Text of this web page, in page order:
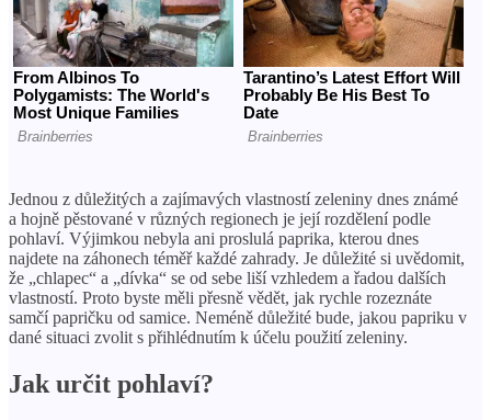
Jednou z důležitých a zajímavých vlastností zeleniny dnes známé
a hojně pěstované v různých regionech je její rozdělení podle
pohlaví. Výjimkou nebyla ani proslulá paprika, kterou dnes
najdete na záhonech téměř každé zahrady. Je důležité si uvědomit,
že „chlapec“ a „dívka“ se od sebe liší vzhledem a řadou dalších
vlastností. Proto byste měli přesně vědět, jak rychle rozeznáte
samčí papričku od samice. Neméně důležité bude, jakou papriku v
dané situaci zvolit s přihlédnutím k účelu použití zeleniny.
Jak určit pohlaví?